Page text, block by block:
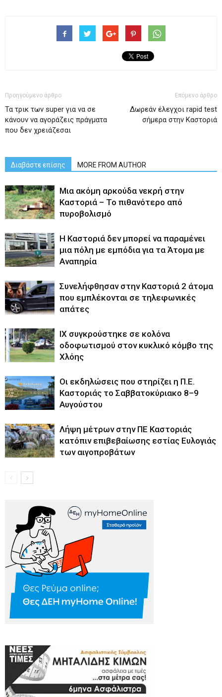
Προηγούμενο άρθρο
Τα τρικ των super για να σε
κάνουν να αγοράζεις πράγματα
που δεν χρειάζεσαι
Επόμενο άρθρο
Δωρεάν έλεγχοι rapid test
σήμερα στην Καστοριά
Διαβάστε επίσης MORE FROM AUTHOR
Μια ακόμη αρκούδα νεκρή στην
Καστοριά – Το πιθανότερο από
πυροβολισμό
Η Καστοριά δεν μπορεί να παραμένει
μια πόλη με εμπόδια για τα Άτομα με
Αναπηρία
Συνελήφθησαν στην Καστοριά 2 άτομα
που εμπλέκονται σε τηλεφωνικές
απάτες
ΙΧ συγκρούστηκε σε κολόνα
οδοφωτισμού στον κυκλικό κόμβο της
Χλόης
Οι εκδηλώσεις που στηρίζει η Π.Ε.
Καστοριάς το Σαββατοκύριακο 8–9
Αυγούστου
Λήψη μέτρων στην ΠΕ Καστοριάς
κατόπιν επιβεβαίωσης εστίας Ευλογιάς
των αιγοπροβάτων